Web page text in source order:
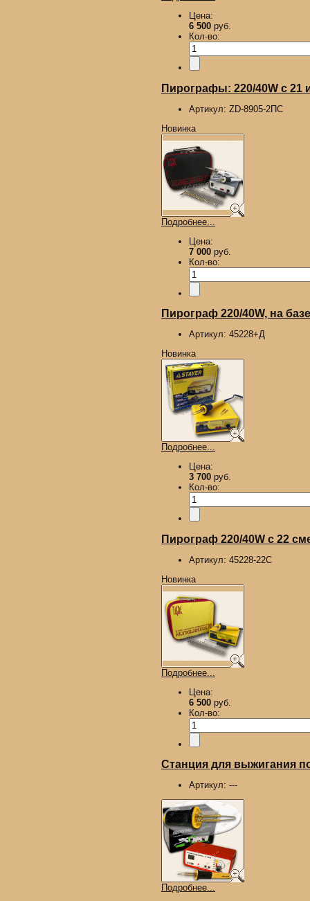
Цена:
6 500 руб.
Кол-во:
Пирографы: 220/40W с 21
Артикул: ZD-8905-2ПС
Новинка
Подробнее...
Цена:
7 000 руб.
Кол-во:
Пирограф 220/40W, на
Артикул: 45228+Д
Новинка
Подробнее...
Цена:
3 700 руб.
Кол-во:
Пирограф 220/40W с 22
Артикул: 45228-22С
Новинка
Подробнее...
Цена:
6 500 руб.
Кол-во:
Станция для выжигания
Артикул: ---
Подробнее...